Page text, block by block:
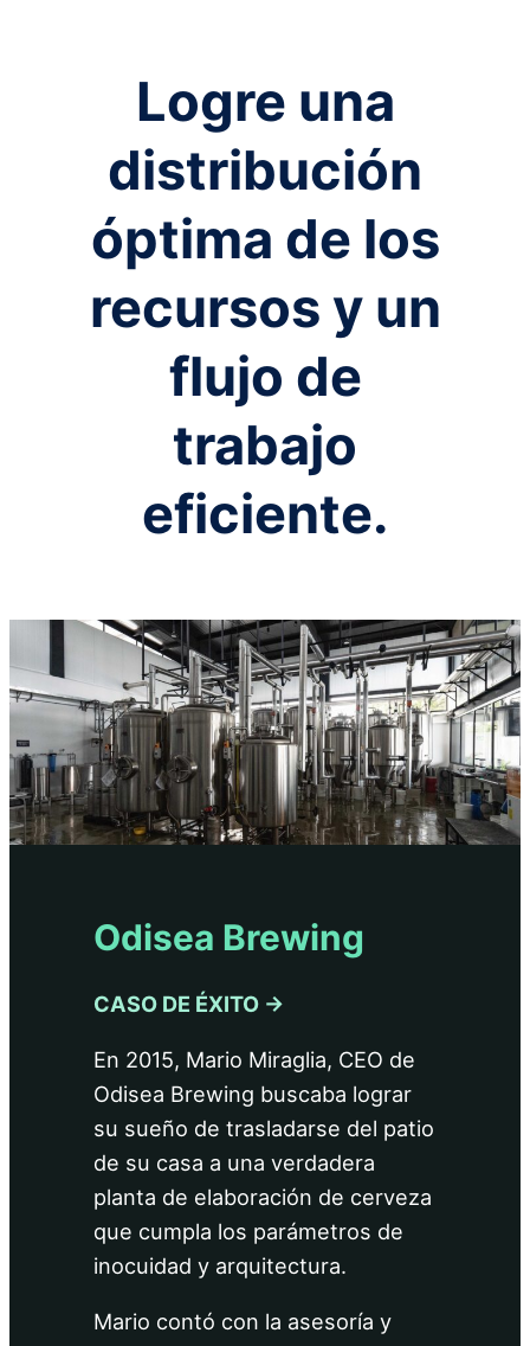
Logre una
distribución
óptima de los
recursos y un
flujo de
trabajo
eficiente.
Odisea Brewing
CASO DE ÉXITO →
En 2015, Mario Miraglia, CEO de
Odisea Brewing buscaba lograr
su sueño de trasladarse del patio
de su casa a una verdadera
planta de elaboración de cerveza
que cumpla los parámetros de
inocuidad y arquitectura.
Mario contó con la asesoría y